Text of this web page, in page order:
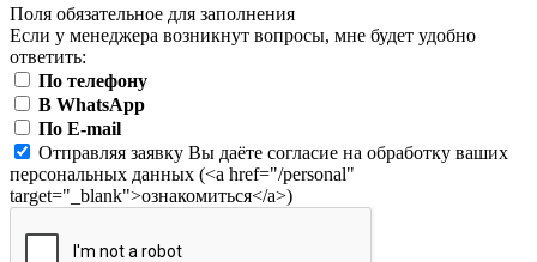
Поля обязательное для заполнения
Если у менеджера возникнут вопросы, мне будет удобно
ответить:
По телефону
В WhatsApp
По E-mail
Отправляя заявку Вы даёте согласие на обработку ваших
персональных данных (<a href="/personal"
target="_blank">ознакомиться</a>)